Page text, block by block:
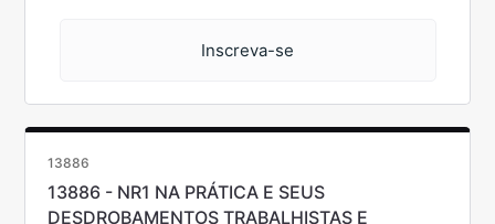
Inscreva-se
13886
13886 - NR1 NA PRÁTICA E SEUS
DESDROBAMENTOS TRABALHISTAS E